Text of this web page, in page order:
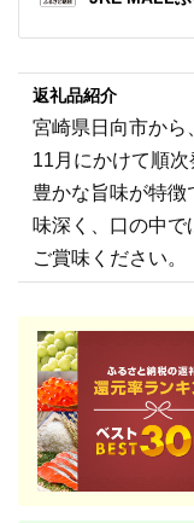
税
ット 【ぬちまーす】
顆粒 シーソルト 人気
ま市 果報バンタ
5.0
12,000
返礼品紹介
宮崎県日向市から
11月にかけて順
豊かな旨味が特
味深く、口の中
ご賞味ください。